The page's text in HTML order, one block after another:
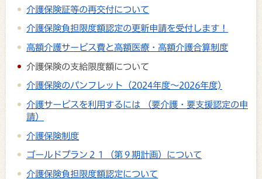
介護保険証等の再交付について
介護保険負担限度額認定の更新申請を受付します！
高額介護サービス費と高額医療・高額介護合算制度
介護保険の支給限度額について
介護保険のパンフレット（2024年度～2026年度)
介護サービスを利用するには （要介護・要支援認定の申
請）
介護保険制度
ゴールドプラン２１（第９期計画）について
介護保険負担限度額認定について